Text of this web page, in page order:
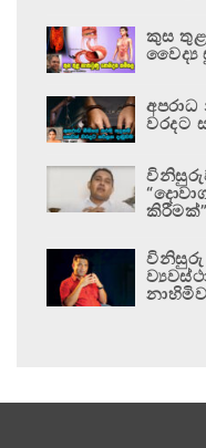
කුස
වෛද්‍ය
වරදට
කිරීමක්”
විනිසුරු